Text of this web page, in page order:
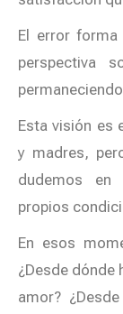
El error
perspectiva
Esta visión es
y madres,
dudemos en
propios
En esos
¿Desde dónde
amor?